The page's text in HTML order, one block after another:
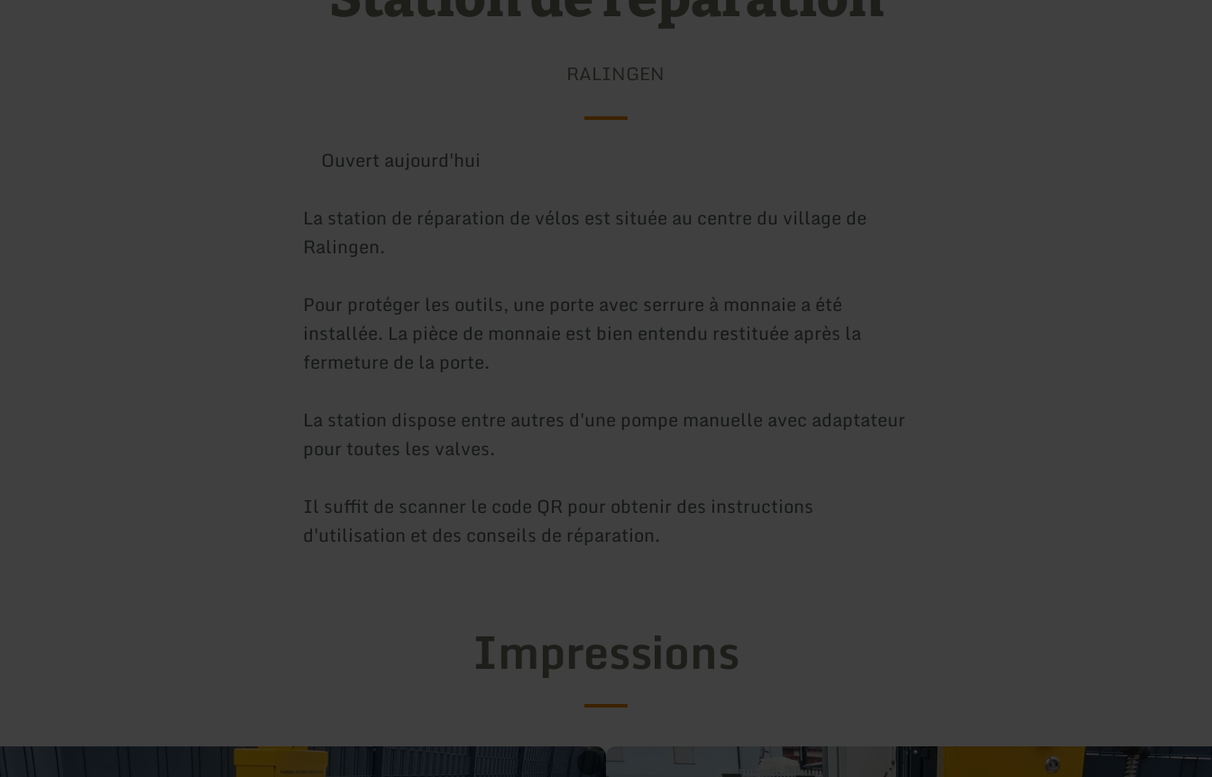
RALINGEN
Ouvert aujourd'hui
La station de réparation de vélos est située au centre du village de
Ralingen.
Pour protéger les outils, une porte avec serrure à monnaie a été
installée. La pièce de monnaie est bien entendu restituée après la
fermeture de la porte.
La station dispose entre autres d'une pompe manuelle avec adaptateur
pour toutes les valves.
Il suffit de scanner le code QR pour obtenir des instructions
d'utilisation et des conseils de réparation.
Impressions